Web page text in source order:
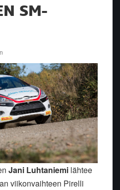
SM-
Jani Luhtaniemi lähtee
viikonvaihteen Pirelli